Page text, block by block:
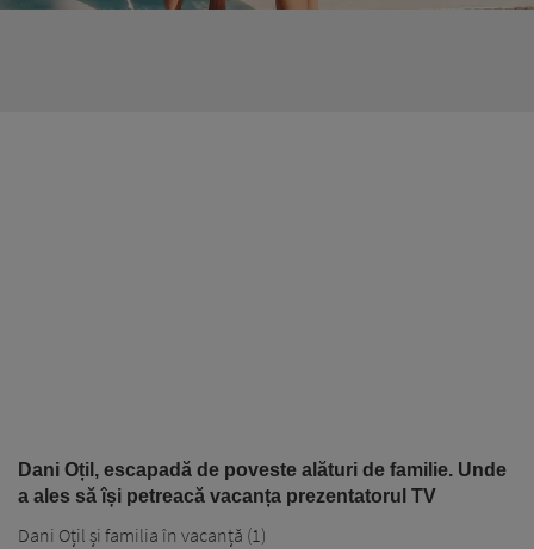
Dani Oțil, escapadă de poveste alături de familie. Unde
a ales să își petreacă vacanța prezentatorul TV
Dani Oțil și familia în vacanță (1)